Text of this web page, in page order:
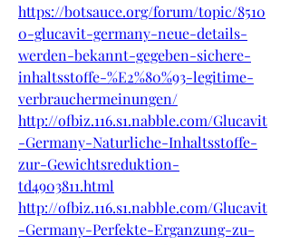
https://botsauce.org/forum/topic/8510
0-glucavit-germany-neue-details-
werden-bekannt-gegeben-sichere-
inhaltsstoffe-%E2%80%93-legitime-
verbrauchermeinungen/
http://ofbiz.116.s1.nabble.com/Glucavit
-Germany-Naturliche-Inhaltsstoffe-
zur-Gewichtsreduktion-
td4903811.html
http://ofbiz.116.s1.nabble.com/Glucavit
-Germany-Perfekte-Erganzung-zu-